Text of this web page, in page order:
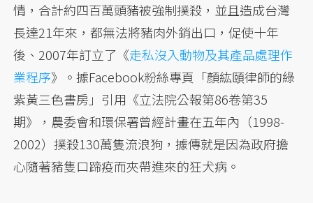
情，合計約四百萬頭豬被強制撲殺，並且造成台灣
長達21年來，都無法將豬肉外銷出口，促使十年
後、2007年訂立了《走私沒入動物及其產品處理作
業程序》。據Facebook粉絲專頁「顏紘頤律師的綠
紫黃三色書房」引用《立法院公報第86卷第35
期》，農委會和環保署曾經計畫在五年內（1998-
2002）撲殺130萬隻流浪狗，據傳就是因為政府擔
心隨著豬隻口蹄疫而夾帶進來的狂犬病。